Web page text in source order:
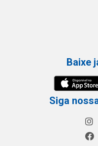
Baixe
Siga